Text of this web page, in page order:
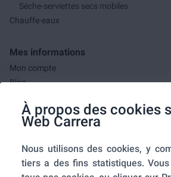
À propos des cookies
Web Carrera
Nous utilisons des cookies, y
tiers a des fins statistiques.
Séche-serviettes secs mobiles
Chauffe-eaux
Mes informations
Mon compte
Blog
Mes commandes
A propos de nous
A propos
Mentions légales